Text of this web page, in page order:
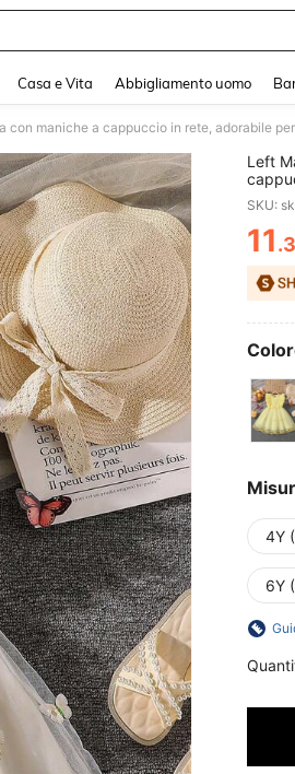
Casa e Vita Abbigliamento uomo
con maniche a cappuccio in rete, adorabile
Left
SKU:
11
4Y
6Y